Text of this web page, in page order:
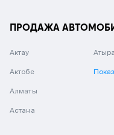
ПРОДАЖА
Актау
Актобе
Алматы
Астана